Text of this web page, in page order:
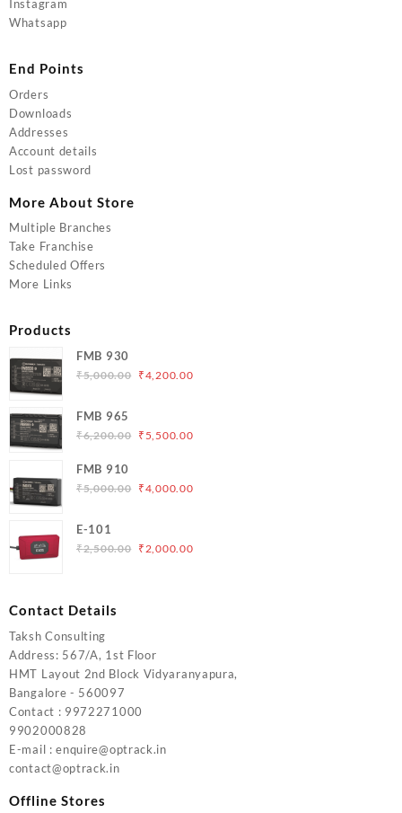
Instagram
Whatsapp
End Points
Orders
Downloads
Addresses
Account details
Lost password
More About Store
Multiple Branches
Take Franchise
Scheduled Offers
More Links
Products
FMB 930
₹5,000.00 Original
₹5,000.00.
₹4,200.00Current
FMB 965
₹6,200.00 Original
₹6,200.00.
₹ 5,500.00Current
₹5,500.00.
FMB 910
₹5,000.00 Original
₹5,000.00.
₹4,000.00Current
E-101
₹2,500.00 Original
₹2,000.00Current
Contact Details
Taksh Consulting
Address: 567/A, 1st Floor
HMT Layout 2nd Block Vidyaranyapura,
Bangalore - 560097
Contact : 9972271000
9902000828
E-mail : enquire@optrack.in
contact@optrack.in
Offline Stores